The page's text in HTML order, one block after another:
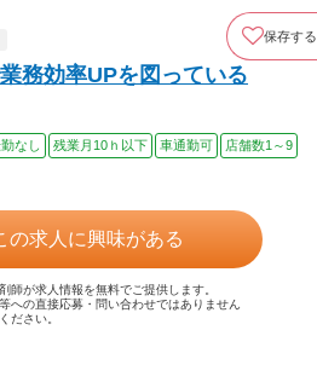
保存する
務効率UPを図っている
なし 残業月10ｈ以下 車通勤可
店舗数1～9
の求人に興味がある
師が求人情報を無料でご提供します。
への直接応募・問い合わせではありません
ださい。